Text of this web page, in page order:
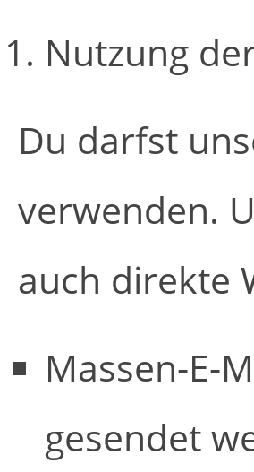
Nutzung
Du darfst
verwenden.
auch direkte
Massen-E-
gesendet